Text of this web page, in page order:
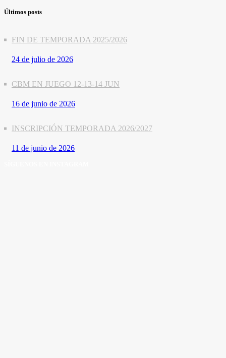
Últimos posts
FIN DE TEMPORADA 2025/2026
24 de julio de 2026
CBM EN JUEGO 12-13-14 JUN
16 de junio de 2026
INSCRIPCIÓN TEMPORADA 2026/2027
11 de junio de 2026